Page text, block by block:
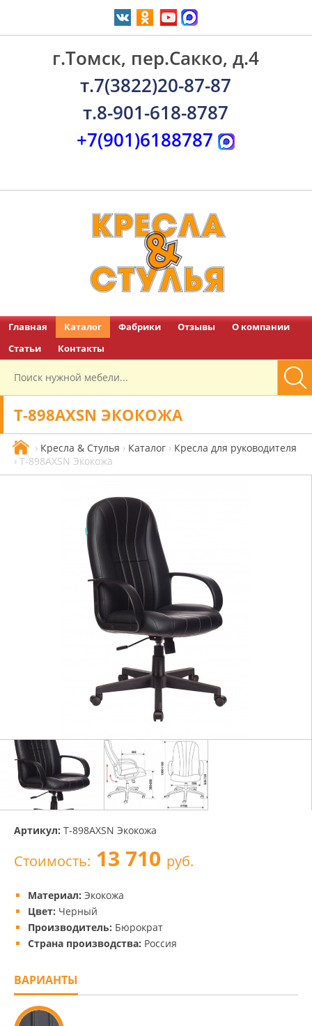
г.Томск, пер.Сакко, д.4
т.7(3822)20-87-87
т.8-901-618-8787
+7(901)6188787
Главная Каталог Фабрики Отзывы
О компании
Статьи
Контакты
T-898AXSN ЭКОКОЖА
› Кресла & Стулья › Каталог › Кресла для руководителя
› T-898AXSN Экокожа
Артикул: T-898AXSN Экокожа
Стоимость: 13 710 руб.
Материал: Экокожа
Цвет: Черный
Производитель: Бюрократ
Страна производства: Россия
ВАРИАНТЫ